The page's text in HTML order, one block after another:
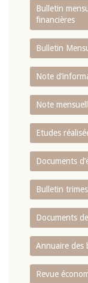
Bulletin
financières
Bulletin
Note
Note
Etudes
Documents
Bulletin
Documents
Annuaire des
Revue